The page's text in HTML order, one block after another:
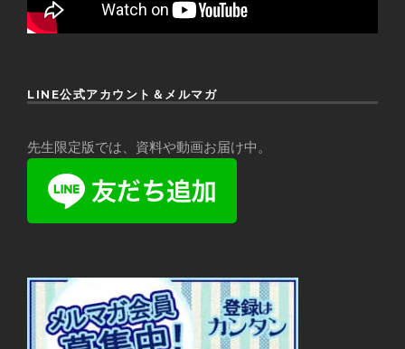
LINE公式アカウント＆メルマガ
先生限定版では、資料や動画お届け中。